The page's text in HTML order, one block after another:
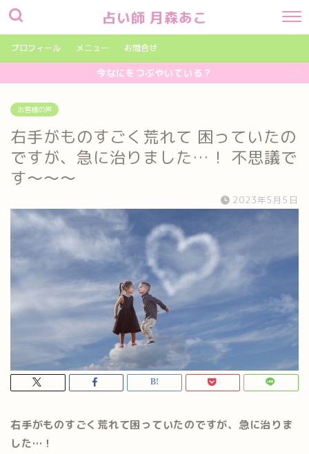
占い師 月森あこ
プロフィール メニュー お問合せ
今なにをつぶやいている？
お客様の声
右手がものすごく荒れて 困っていたの
ですが、急に治りました…！ 不思議で
す〜〜〜
2023年5月5日
右手がものすごく荒れて困っていたのですが、急に治りま
した…！